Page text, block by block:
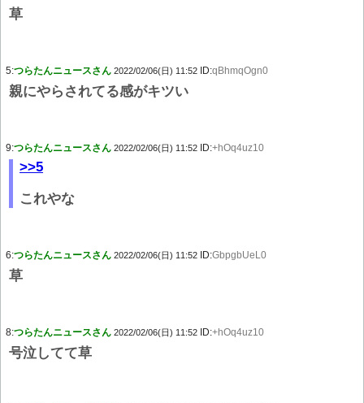
草
5:つらたんニュースさん 2022/02/06(日) 11:52 ID:qBhmqOgn0
親にやらされてる感がキツい
9:つらたんニュースさん 2022/02/06(日) 11:52 ID:+hOq4uz10
>>5
これやな
6:つらたんニュースさん 2022/02/06(日) 11:52 ID:GbpgbUeL0
草
8:つらたんニュースさん 2022/02/06(日) 11:52 ID:+hOq4uz10
号泣してて草